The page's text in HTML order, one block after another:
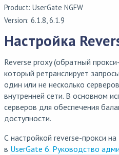
Product: UserGate NGFW
Version: 6.1.8, 6.1.9
Настройка
Reverse proxy (обратный
который ретранслирует
один или не несколько
внутренней сети. В основном
серверов для обеспечения
доступности.
С настройкой reverse-прокси
в UserGate 6. Руководство